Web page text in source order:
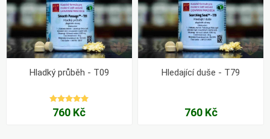
Hladký průběh - T09
760 Kč
Hledající duše - T79
760 Kč